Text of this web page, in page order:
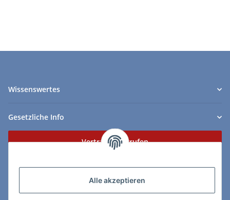
Alle akzeptieren
Wissenswertes
Gesetzliche Info
Vertrag widerrufen